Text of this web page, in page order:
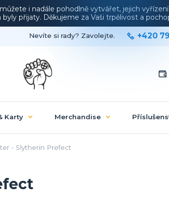
i nadále pohodlně vytvářet, jejich
přijaty. Děkujeme za Vaši trpělivost a
Nevíte si rady? Zavolejte. +420
Karty Merchandise
- Slytherin Prefect